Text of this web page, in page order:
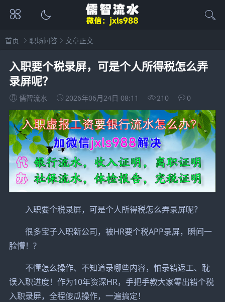
首页 职场问答 文章正文
入职要个税录屏，可是个人所得税怎么弄
录屏呢？
儒智流水 2026年06月24日 08:11 210 0
入职要个税录屏，可是个人所得税怎么弄录屏呢？
很多宝子入职新公司，被HR要个税APP录屏，瞬间一
脸懵！?
不懂怎么操作、不知道录哪些内容，怕录错返工、耽
误入职进度！作为10年资深HR，手把手教大家零出错个税
入职录屏，全程傻瓜操作，一遍搞定！